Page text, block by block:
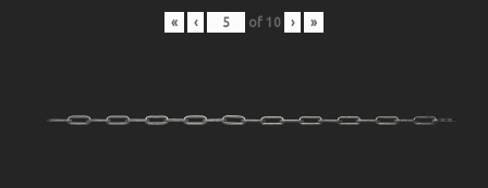
« ‹ of 10 › »